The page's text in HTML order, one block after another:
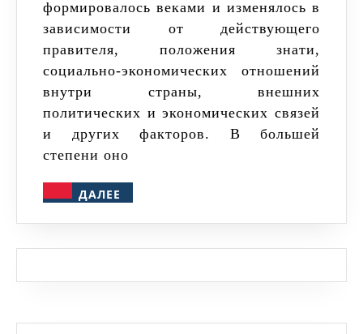
характеристика
суть
документа
формировалось веками и изменялось в
зависимости от действующего
правителя, положения знати,
социально-экономических отношений
внутри страны, внешних
политических и экономических связей
и других факторов. В большей
степени оно
ДАЛЕЕ